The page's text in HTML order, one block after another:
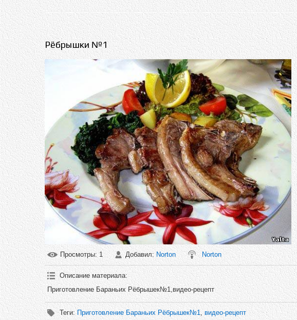
Рёбрышки №1
Просмотры: 1 Добавил:Norton Norton
Описание материала:
Приготовление Бараньих Рёбрышек№1,видео-рецепт
Теги:Приготовление Бараньих Рёбрышек№1,видео-рецепт